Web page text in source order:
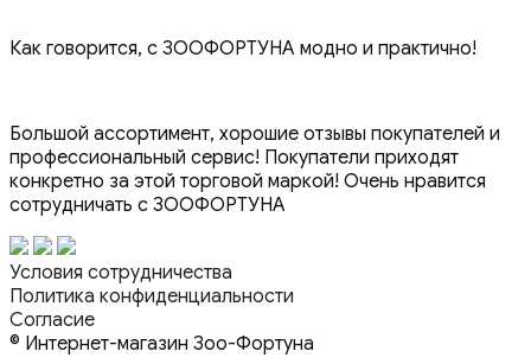
Как говорится, с ЗООФОРТУНА модно и практично!
Большой ассортимент, хорошие отзывы покупателей и
профессиональный сервис! Покупатели приходят
конкретно за этой торговой маркой! Очень нравится
сотрудничать с ЗООФОРТУНА
Условия сотрудничества
Политика конфиденциальности
Согласие
© Интернет-магазин Зоо-Фортуна